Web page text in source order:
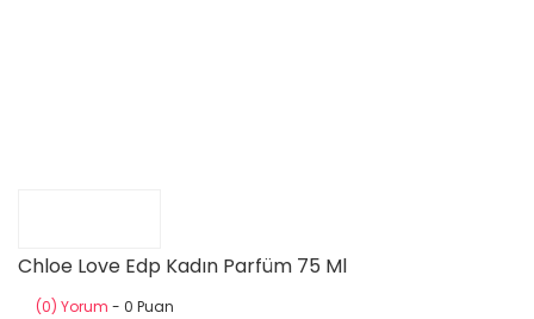
Chloe Love Edp Kadın Parfüm 75 Ml
(0) Yorum - 0 Puan